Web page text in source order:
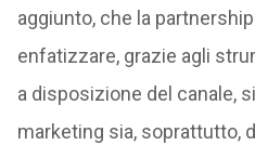
aggiunto, che la
enfatizzare, grazie agli
a disposizione del canale,
marketing sia, soprattutto,